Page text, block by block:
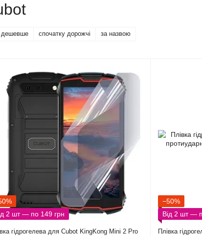
дешевше спочатку дорожчі за назвою
2 шт — по 149 грн
гідрогелева для Cubot KingKong Mini 2 Pro
−50%
Від 2 шт —
Плівка